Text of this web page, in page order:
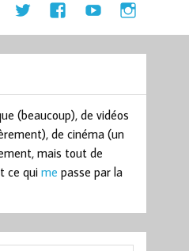
(beaucoup), de vidéos
de cinéma (un
mais tout de
ce quime passe par la